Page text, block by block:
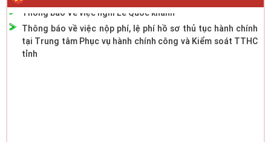
Thông báo về việc nộp phí, lệ phí hồ sơ thủ tục hành chính
tại Trung tâm Phục vụ hành chính công và Kiểm soát TTHC
tỉnh